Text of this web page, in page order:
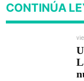
CONTINÚA